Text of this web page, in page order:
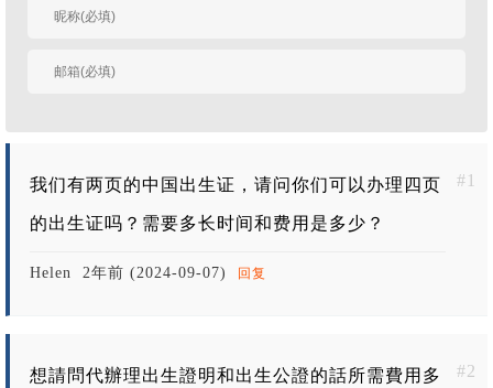
有人回复时邮件通知
#1
我们有两页的中国出生证，请问你们可以办理四页
的出生证吗？需要多长时间和费用是多少？
Helen 2年前 (2024-09-07) 回复
#2
想請問代辦理出生證明和出生公證的話所需費用多